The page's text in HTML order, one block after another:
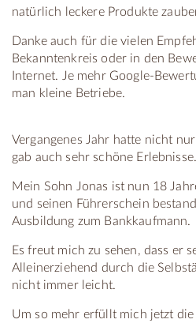
natürlich leckere Produkte
Danke auch für die vielen
Bekanntenkreis oder in den
Internet. Je mehr Google-
man kleine Betriebe.
Vergangenes Jahr hatte nicht
gab auch sehr schöne Erlebnisse.
Mein Sohn Jonas ist nun 18
und seinen Führerschein
Ausbildung zum Bankkaufmann.
Es freut mich zu sehen, dass er
Alleinerziehend durch die
nicht immer leicht.
Um so mehr erfüllt mich jetzt